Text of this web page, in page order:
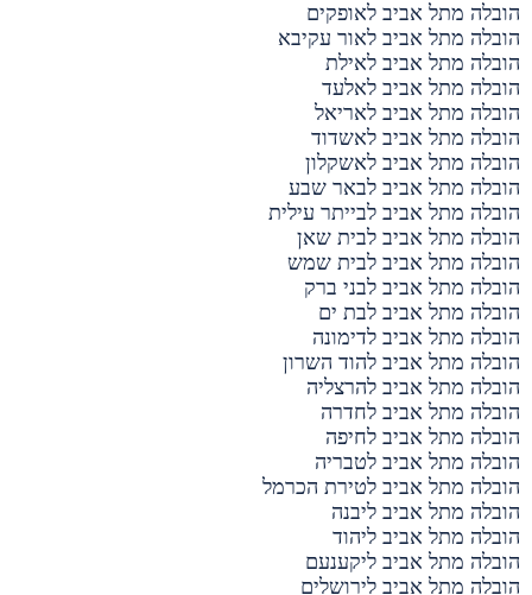
הובלה מתל אביב לאופקים
הובלה מתל אביב לאור עקיבא
הובלה מתל אביב לאילת
הובלה מתל אביב לאלעד
הובלה מתל אביב לאריאל
הובלה מתל אביב לאשדוד
הובלה מתל אביב לאשקלון
הובלה מתל אביב לבאר שבע
הובלה מתל אביב לבייתר עילית
הובלה מתל אביב לבית שאן
הובלה מתל אביב לבית שמש
הובלה מתל אביב לבני ברק
הובלה מתל אביב לבת ים
הובלה מתל אביב לדימונה
הובלה מתל אביב להוד השרון
הובלה מתל אביב להרצליה
הובלה מתל אביב לחדרה
הובלה מתל אביב לחיפה
הובלה מתל אביב לטבריה
הובלה מתל אביב לטירת הכרמל
הובלה מתל אביב ליבנה
הובלה מתל אביב ליהוד
הובלה מתל אביב ליקענעם
הובלה מתל אביב לירושלים